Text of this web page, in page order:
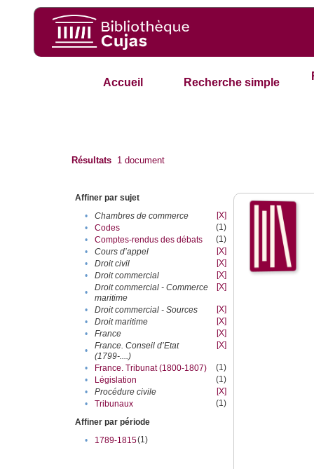
Accueil Recherche simple
Résultats 1 document
Affiner par sujet
•
Chambres de commerce
[X]
•
Codes
(1)
•
Comptes-rendus des débats
(1)
•
Cours d’appel
[X]
•
Droit civil
[X]
•
Droit commercial
[X]
•
Droit commercial - Commerce
maritime
[X]
• Droit commercial - Sources
[X]
•
Droit maritime
[X]
•
France
[X]
•
France. Conseil d’Etat
(1799-....)
[X]
• France. Tribunat (1800-1807)
(1)
•
Législation
(1)
•
Procédure civile
[X]
•
Tribunaux
(1)
Affiner par période
•
1789-1815(1)